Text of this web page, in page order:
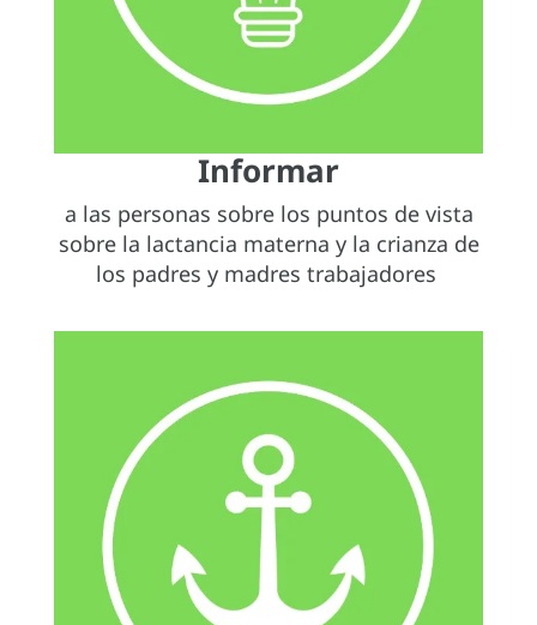
Informar
a las personas sobre los puntos de vista
sobre la lactancia materna y la crianza de
los padres y madres trabajadores